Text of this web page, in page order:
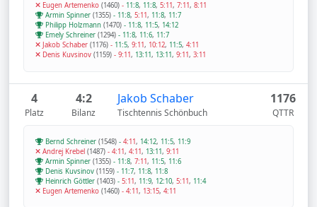
Eugen Artemenko (1460) - 11:8, 11:8, 5:11, 7:11, 8:11
Armin Spinner (1355) - 11:8, 5:11, 11:8, 11:7
Philipp Holzmann (1470) - 11:8, 11:5, 14:12
Emely Schreiner (1294) - 11:8, 11:6, 11:7
Jakob Schaber (1176) - 11:5, 9:11, 10:12, 11:5, 4:11
Denis Kuvsinov (1159) - 9:11, 13:11, 13:11, 9:11, 3:11
4
Platz
4:2
Bilanz
Jakob Schaber
Tischtennis Schönbuch
1176
QTTR
Bernd Schreiner (1548) - 4:11, 14:12, 11:5, 11:9
Andrej Krebel (1487) - 4:11, 4:11, 13:11, 9:11
Armin Spinner (1355) - 11:8, 7:11, 11:5, 11:6
Denis Kuvsinov (1159) - 11:7, 11:8, 11:8
Heinrich Göttler (1403) - 5:11, 11:9, 12:10, 5:11, 11:4
Eugen Artemenko (1460) - 4:11, 13:15, 4:11